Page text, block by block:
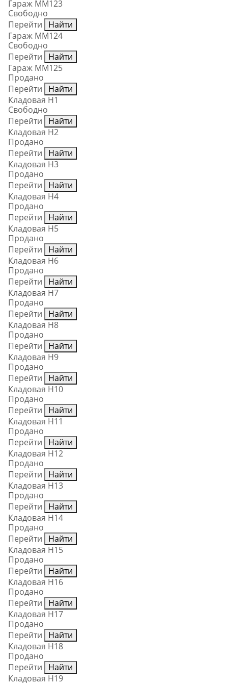
Гараж ММ123
Свободно
Перейти
Найти
Гараж ММ124
Свободно
Перейти
Найти
Гараж ММ125
Продано
Перейти
Найти
Кладовая Н1
Свободно
Перейти
Найти
Кладовая Н2
Продано
Перейти
Найти
Кладовая Н3
Продано
Перейти
Найти
Кладовая Н4
Продано
Перейти
Найти
Кладовая Н5
Продано
Перейти
Найти
Кладовая Н6
Продано
Перейти
Найти
Кладовая Н7
Продано
Перейти
Найти
Кладовая Н8
Продано
Перейти
Найти
Кладовая Н9
Продано
Перейти
Найти
Кладовая Н10
Продано
Перейти
Найти
Кладовая Н11
Продано
Перейти
Найти
Кладовая Н12
Продано
Перейти
Найти
Кладовая Н13
Продано
Перейти
Найти
Кладовая Н14
Продано
Перейти
Найти
Кладовая Н15
Продано
Перейти
Найти
Кладовая Н16
Продано
Перейти
Найти
Кладовая Н17
Продано
Перейти
Найти
Кладовая Н18
Продано
Перейти
Найти
Кладовая Н19